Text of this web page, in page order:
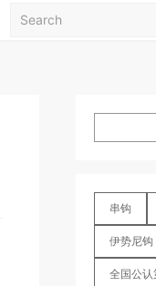
串钩
伊势尼钩
全国公